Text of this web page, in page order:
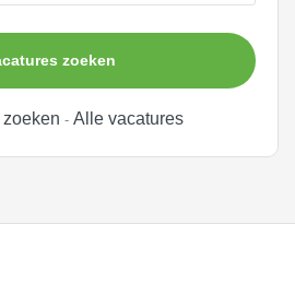
zoeken
- Alle vacatures